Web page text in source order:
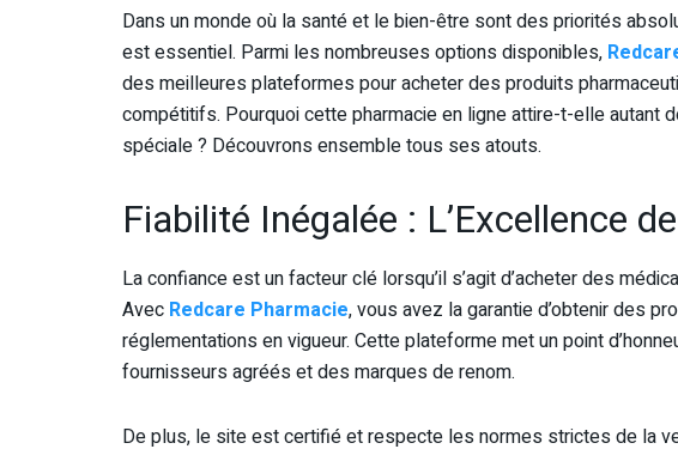
Dans un monde où la santé et le bien-être sont des priorités
est essentiel. Parmi les nombreuses options disponibles,
des meilleures plateformes pour acheter des produits
compétitifs. Pourquoi cette pharmacie en ligne attire-t-elle autant
spéciale ? Découvrons ensemble tous ses atouts.
Fiabilité Inégalée : L’Excellence
La confiance est un facteur clé lorsqu’il s’agit d’acheter des
Avec Redcare Pharmacie, vous avez la garantie d’obtenir des
réglementations en vigueur. Cette plateforme met un point
fournisseurs agréés et des marques de renom.
De plus, le site est certifié et respecte les normes strictes de la